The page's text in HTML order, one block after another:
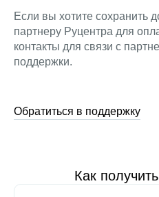
Если вы хотите сохранить
партнеру Руцентра для
контакты для связи с
поддержки.
Обратиться в поддержку
Как